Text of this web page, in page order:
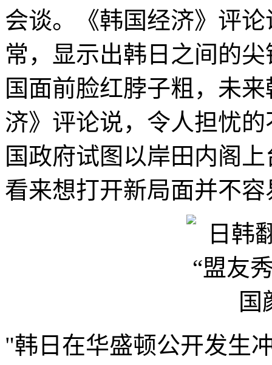
会谈。《韩国经济》评
常，显示出韩日之间的
国面前脸红脖子粗，未
济》评论说，令人担忧
国政府试图以岸田内阁
看来想打开新局面并不容
"韩日在华盛顿公开发生